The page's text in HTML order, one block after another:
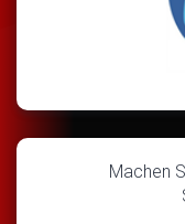
Machen